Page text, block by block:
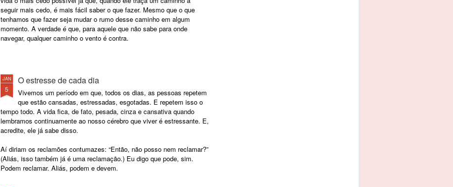
seguir mais cedo, é mais fácil saber o que fazer. Mesmo que o que
tenhamos que fazer seja mudar o rumo desse caminho em algum
momento. A verdade é que, para aquele que não sabe para onde
navegar, qualquer caminho o vento é contra.
JAN
5
O estresse de cada dia
Vivemos um período em que, todos os dias, as pessoas repetem
que estão cansadas, estressadas, esgotadas. E repetem isso o
tempo todo. A vida fica, de fato, pesada, cinza e cansativa quando
lembramos continuamente ao nosso cérebro que viver é estressante. E,
acredite, ele já sabe disso.
Aí diriam os reclamões contumazes: “Então, não posso nem reclamar?”
(Aliás, isso também já é uma reclamação.) Eu digo que pode, sim.
Podem reclamar. Aliás, podem e devem.